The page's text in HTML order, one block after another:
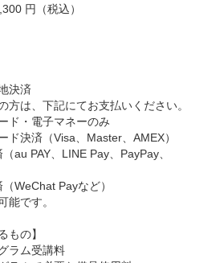
円（税込）
決済
方は、下記にてお支払いください。
ド・電子マネーのみ
ド決済（Visa、Master、AMEX）
au PAY、LINE Pay、PayPay、
WeChat Payなど）
能です。
もの】
ラム受講料